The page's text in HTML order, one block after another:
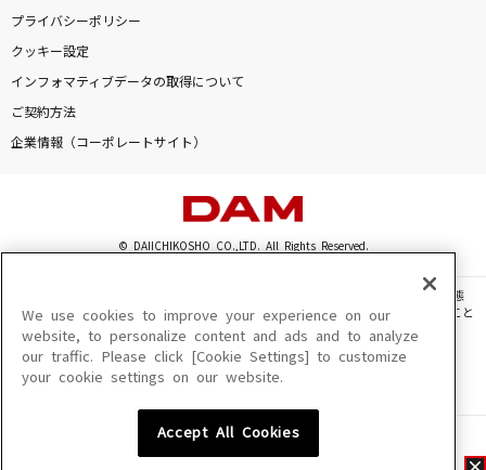
プライバシーポリシー
クッキー設定
インフォマティブデータの取得について
ご契約方法
企業情報（コーポレートサイト）
© DAIICHIKOSHO CO.,LTD. All Rights Reserved.
このサイトに掲載されている一切の文章・画像・写真・動画・音声等を、手段や形態
を問わず、著作権法の定める範囲を超えて無断で複製、転載、ファイル化などすること
を禁じます。
楽曲及びコンテンツは、機種によりご利用いただけない場合があります。
楽曲及びコンテンツの配信日、配信内容が変更になる場合があります。
We use cookies to improve your experience on our
website, to personalize content and ads and to analyze
our traffic. Please click [Cookie Settings] to customize
your cookie settings on our website.
Accept All Cookies